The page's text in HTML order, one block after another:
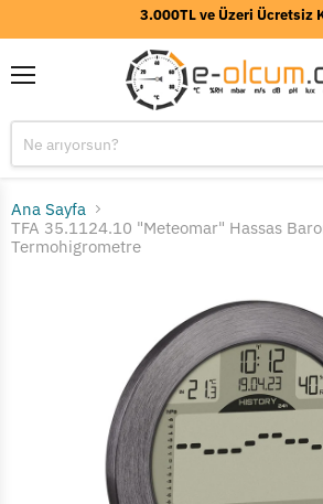
3.000TL ve Üzeri Ücretsiz
Ana Sayfa
TFA 35.1124.10 "Meteomar" Hassas
Termohigrometre